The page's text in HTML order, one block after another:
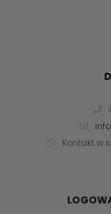
Kontakt w